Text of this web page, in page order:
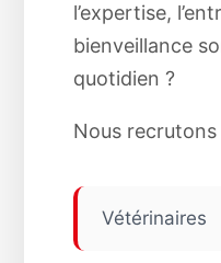
l’expertise,
bienveillance
quotidien ?
Nous
Vétérinaires